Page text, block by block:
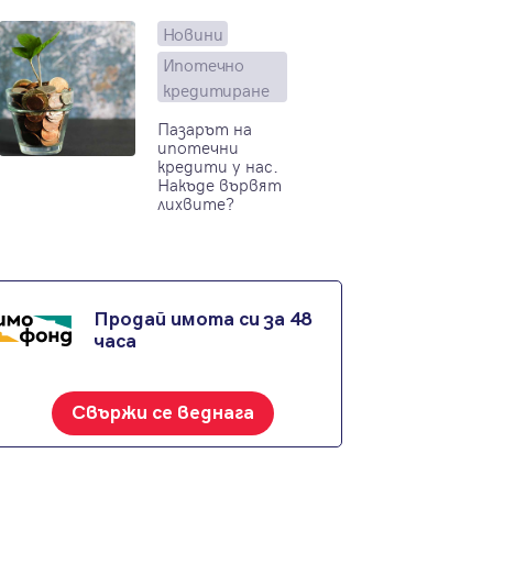
Новини
Ипотечно
кредитиране
Пазарът на
ипотечни
кредити у нас.
Накъде вървят
лихвите?
Продай имота си за 48
часа
Свържи се веднага